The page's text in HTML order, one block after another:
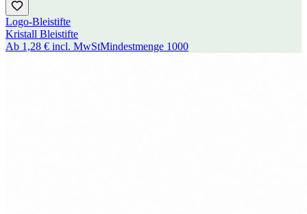
Logo-Bleistifte
Kristall Bleistifte
Ab 1,28 € incl. MwStMindestmenge 1000